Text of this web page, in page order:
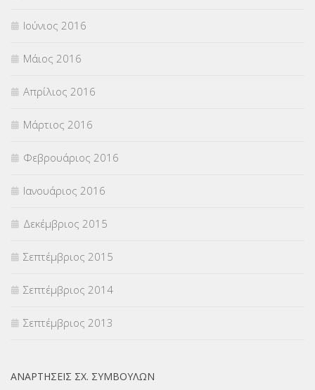
Ιούνιος 2016
Μάιος 2016
Απρίλιος 2016
Μάρτιος 2016
Φεβρουάριος 2016
Ιανουάριος 2016
Δεκέμβριος 2015
Σεπτέμβριος 2015
Σεπτέμβριος 2014
Σεπτέμβριος 2013
ΑΝΑΡΤΉΣΕΙΣ ΣΧ. ΣΥΜΒΟΎΛΩΝ